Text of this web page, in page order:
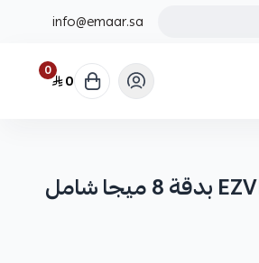
info@emaar.sa
0 0
بكج 2 كاميرا مراقبة WI FI داخلية من EZVIZ بدقة 8 ميجا شامل